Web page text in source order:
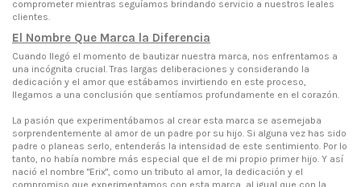
comprometer mientras seguíamos brindando servicio a nuestros leales
clientes.
El Nombre Que Marca la Diferencia
Cuando llegó el momento de bautizar nuestra marca, nos enfrentamos a
una incógnita crucial. Tras largas deliberaciones y considerando la
dedicación y el amor que estábamos invirtiendo en este proceso,
llegamos a una conclusión que sentíamos profundamente en el corazón.
La pasión que experimentábamos al crear esta marca se asemejaba
sorprendentemente al amor de un padre por su hijo. Si alguna vez has sido
padre o planeas serlo, entenderás la intensidad de este sentimiento. Por lo
tanto, no había nombre más especial que el de mi propio primer hijo. Y así
nació el nombre "Erix", como un tributo al amor, la dedicación y el
compromiso que experimentamos con esta marca, al igual que con la